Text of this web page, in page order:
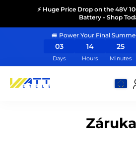
⚡ Huge Price Drop on the 48V
Battery - Shop
🚐 Power Your Final
03
Days
14
Hours
25
Minutes
Záruka